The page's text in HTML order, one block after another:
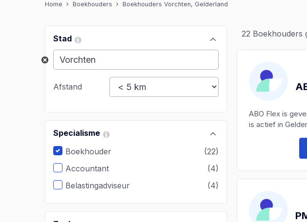
Home Boekhouders Boekhouders Vorchten, Gelderland
Stad
Afstand
Specialisme
Boekhouder
(22)
Accountant
(4)
Belastingadviseur
(4)
22 Boekhouders
ABO Flex is
is actief in